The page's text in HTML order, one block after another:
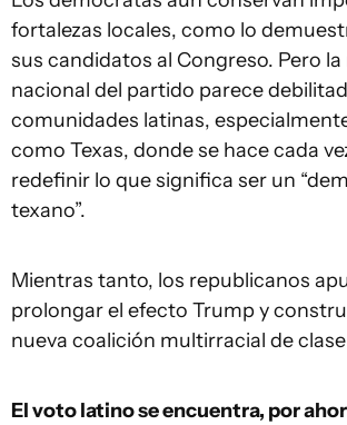
fortalezas locales, como lo
sus candidatos al Congreso. Pero
nacional del partido parece
comunidades latinas,
como Texas, donde se hace cada
redefinir lo que significa ser un
texano”.
Mientras tanto, los republicanos
prolongar el efecto Trump y
nueva coalición multirracial de
El voto latino se encuentra, por